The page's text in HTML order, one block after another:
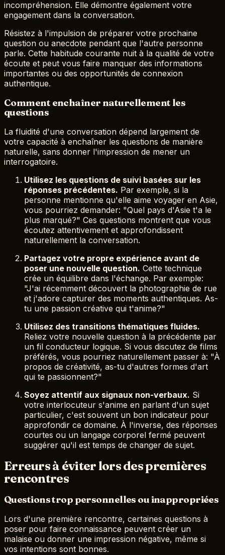
incompréhension. Elle démontre également votre
engagement dans la conversation.
Résistez à l'impulsion de préparer votre prochaine
question ou anecdote pendant que l'autre personne
parle. Cette habitude courante nuit à la qualité de votre
écoute et peut vous faire manquer des informations
importantes ou des opportunités de connexion
authentique.
Comment enchaîner naturellement les
questions
La fluidité d'une conversation dépend largement de
votre capacité à enchaîner les questions de manière
naturelle, sans donner l'impression de mener un
interrogatoire.
Utilisez les questions de suivi basées sur les
réponses précédentes. Par exemple, si la
personne mentionne qu'elle aime voyager en Asie,
vous pourriez demander: "Quel pays d'Asie t'a le
plus marqué?" Ces questions montrent que vous
écoutez attentivement et approfondissent
naturellement la conversation.
Partagez votre propre expérience avant de
poser une nouvelle question. Cette technique
crée un équilibre dans l'échange. Par exemple:
"J'ai récemment découvert la photographie de rue
et j'adore capturer des moments authentiques. As-
tu une passion créative qui t'anime?"
Utilisez des transitions thématiques fluides.
Reliez votre nouvelle question à la précédente par
un fil conducteur logique. Si vous discutez de films
préférés, vous pourriez naturellement passer à: "À
propos de créativité, as-tu d'autres formes d'art
qui te passionnent?"
Soyez attentif aux signaux non-verbaux. Si
votre interlocuteur s'anime en parlant d'un sujet
particulier, c'est souvent un bon indicateur pour
approfondir ce domaine. À l'inverse, des réponses
courtes ou un langage corporel fermé peuvent
suggérer qu'il est temps de changer de sujet.
Erreurs à éviter lors des premières
rencontres
Questions trop personnelles ou inappropriées
Lors d'une première rencontre, certaines questions à
poser pour faire connaissance peuvent créer un
malaise ou donner une impression négative, même si
vos intentions sont bonnes.